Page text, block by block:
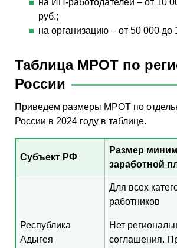
на ИП-ра­бо­то­да­те­лей – от 10
руб.;
на ор­га­ни­за­цию – от 50 000 до
Таблица МРОТ по
России
Приведем раз­ме­ры МРОТ по
Рос­сии в 2024 году в таб­ли­це.
Субъект РФ
Размер
заработной
Республика
Адыгея
Для всех
работников
Нет
соглашения.